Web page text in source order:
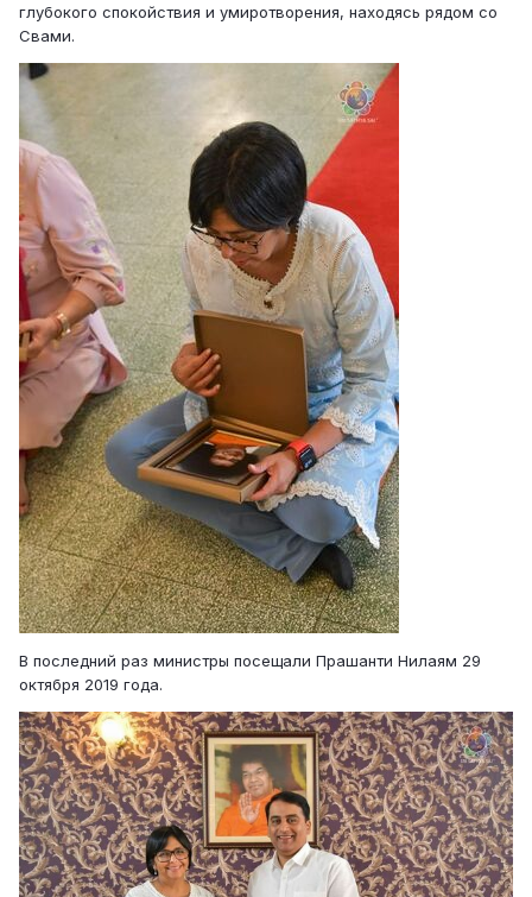
глубокого спокойствия и умиротворения, находясь рядом со
Свами.
В последний раз министры посещали Прашанти Нилаям 29
октября 2019 года.